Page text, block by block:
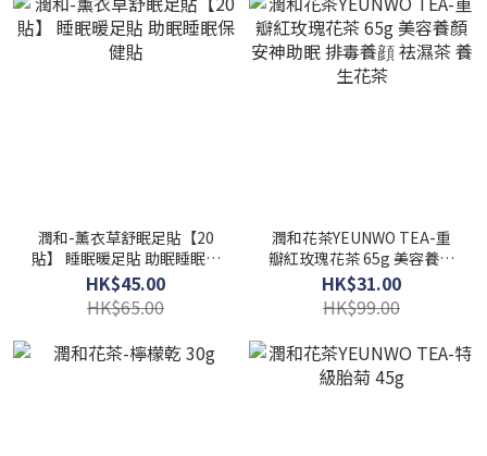
潤和-薰衣草舒眠足貼【20
貼】 睡眠暖足貼 助眠睡眠保
健貼
HK$45.00
HK$65.00
潤和花茶YEUNWO TEA-重
瓣紅玫瑰花茶 65g 美容養顏
安神助眠 排毒養顔 祛濕茶 養
生花茶
HK$31.00
HK$99.00